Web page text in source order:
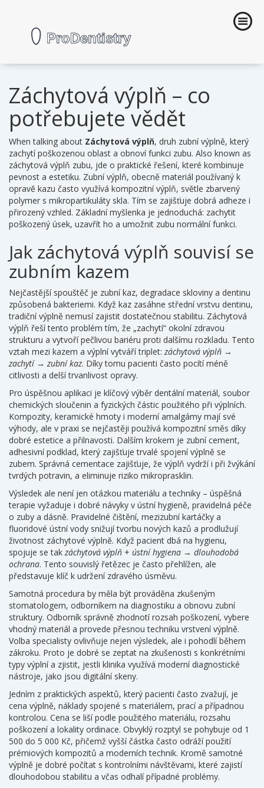
Záchytová výplň – co
potřebujete vědět
When talking about Záchytová výplň, druh zubní výplně, který
zachytí poškozenou oblast a obnoví funkci zubu. Also known as
záchytová výplň zubu, jde o praktické řešení, které kombinuje
pevnost a estetiku. Zubní výplň, obecně materiál používaný k
opravě kazu často využívá kompozitní výplň, světle zbarvený
polymer s mikropartikuláty skla. Tím se zajišťuje dobrá adheze i
přirozený vzhled. Základní myšlenka je jednoduchá: zachytit
poškozený úsek, uzavřít ho a umožnit zubu normální funkci.
Jak záchytová výplň souvisí se
zubním kazem
Nejčastější spouštěč je zubní kaz, degradace skloviny a dentinu
způsobená bakteriemi. Když kaz zasáhne střední vrstvu dentinu,
tradiční výplně nemusí zajistit dostatečnou stabilitu. Záchytová
výplň řeší tento problém tím, že „zachytí“ okolní zdravou
strukturu a vytvoří pečlivou bariéru proti dalšímu rozkladu. Tento
vztah mezi kazem a výplní vytváří triplet:záchytová výplň →
zachytí→zubní kaz. Díky tomu pacienti často pocítí méně
citlivosti a delší trvanlivost opravy.
Pro úspěšnou aplikaci je klíčový výběr dentální materiál, soubor
chemických sloučenin a fyzických částic použitého při výplních.
Kompozity, keramické hmoty i moderní amalgámy mají své
výhody, ale v praxi se nejčastěji používá kompozitní směs díky
dobré estetice a přilnavosti. Dalším krokem je zubní cement,
adhesivní podklad, který zajišťuje trvalé spojení výplně se
zubem. Správná cementace zajišťuje, že výplň vydrží i při žvýkání
tvrdých potravin, a eliminuje riziko mikroprasklin.
Výsledek ale není jen otázkou materiálu a techniky – úspěšná
terapie vyžaduje i dobré návyky v ústní hygieně, pravidelná péče
o zuby a dásně. Pravidelné čištění, mezizubní kartáčky a
fluoridové ústní vody snižují tvorbu nových kazů a prodlužují
životnost záchytové výplně. Když pacient dbá na hygienu,
spojuje se takzáchytová výplň + ústní hygiena → dlouhodobá
ochrana. Tento souvislý řetězec je často přehlížen, ale
představuje klíč k udržení zdravého úsměvu.
Samotná procedura by měla být prováděna zkušeným
stomatologem, odborníkem na diagnostiku a obnovu zubní
struktury. Odborník správně zhodnotí rozsah poškození, vybere
vhodný materiál a provede přesnou techniku vrstvení výplně.
Volba specialisty ovlivňuje nejen výsledek, ale i pohodlí během
zákroku. Proto je dobré se zeptat na zkušenosti s konkrétními
typy výplní a zjistit, jestli klinika využívá moderní diagnostické
nástroje, jako jsou digitální skeny.
Jedním z praktických aspektů, který pacienti často zvažují, je
cena výplně, náklady spojené s materiálem, prací a případnou
kontrolou. Cena se liší podle použitého materiálu, rozsahu
poškození a lokality ordinace. Obvyklý rozptyl se pohybuje od 1
500 do 5 000 Kč, přičemž vyšší částka často odráží použití
prémiových kompozitů a moderních technik. Kromě samotné
výplně je dobré počítat s kontrolními návštěvami, které zajistí
dlouhodobou stabilitu a včas odhalí případné problémy.